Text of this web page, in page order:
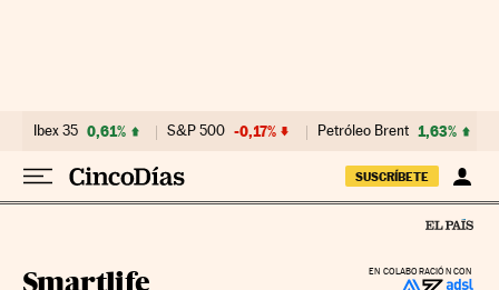
Ibex 35 0,61% S&P 500 -0,17% Petróleo Brent 1,63%
SUSCRÍBETE
EN COLABORACIÓN CON
Smartlife